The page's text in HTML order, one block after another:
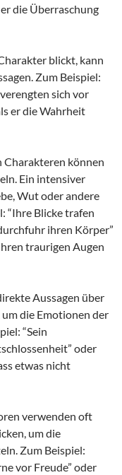
die Überraschung
blickt, kann
Zum Beispiel:
sich vor
er die Wahrheit
Charakteren können
Ein intensiver
Wut oder andere
“Ihre Blicke trafen
ihren Körper”
traurigen Augen
Aussagen über
die Emotionen der
“Sein
oder
etwas nicht
verwenden oft
um die
Zum Beispiel:
vor Freude” oder